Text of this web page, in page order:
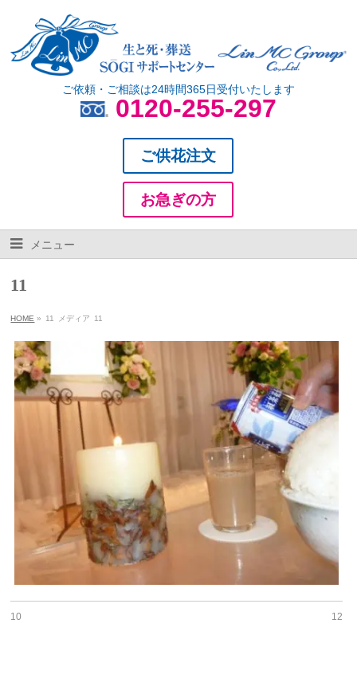
ご依頼・ご相談は24時間365日受付いたします
0120-255-297
ご供花注文
お急ぎの方
メニュー
11
HOME » 11 メディア 11
10 12